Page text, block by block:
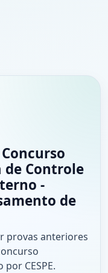
de Controle
-
de
provas anteriores
CESPE.